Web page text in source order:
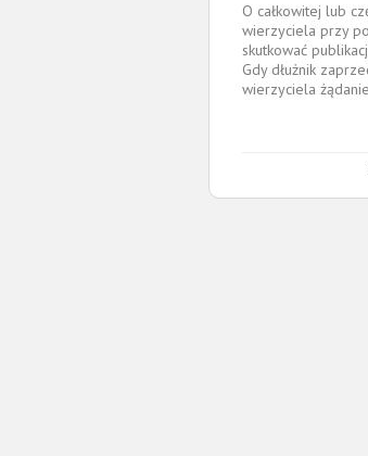
O całkowitej lub
wierzyciela przy
skutkować
Gdy dłużnik
wierzyciela